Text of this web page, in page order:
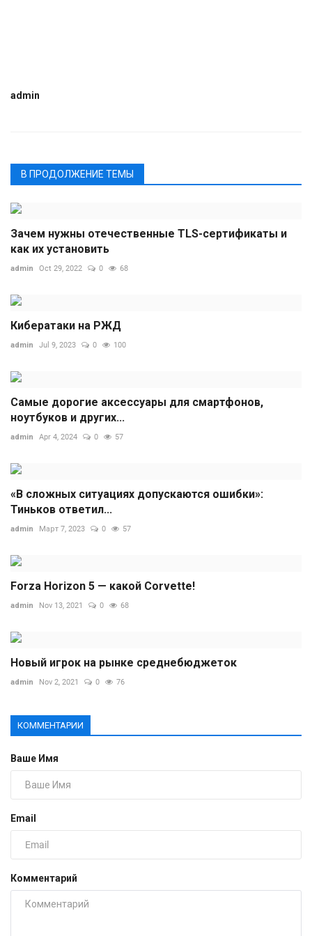
admin
В ПРОДОЛЖЕНИЕ ТЕМЫ
Зачем нужны отечественные TLS-сертификаты и
как их установить
admin Oct 29, 2022 0 68
Кибератаки на РЖД
admin Jul 9, 2023 0 100
Самые дорогие аксессуары для смартфонов,
ноутбуков и других...
admin Apr 4, 2024 0 57
«В сложных ситуациях допускаются ошибки»:
Тиньков ответил...
admin Март 7, 2023 0 57
Forza Horizon 5 — какой Corvette!
admin Nov 13, 2021 0 68
Новый игрок на рынке среднебюджеток
admin Nov 2, 2021 0 76
КОММЕНТАРИИ
Ваше Имя
Email
Комментарий